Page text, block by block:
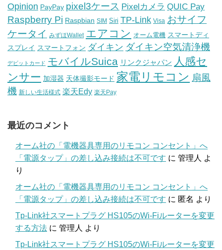
Opinion PayPay pixel3ケース Pixelカメラ QUIC Pay
Raspberry Pi Raspbian SIM Siri TP-Link Visa おサイフ
ケータイ みずほWallet エアコン オーム電機 スマートディ
スプレイ スマートフォン ダイキン ダイキン空気清浄機
デビットカード モバイルSuica リンクジャパン 人感セ
ンサー 加湿器 天体撮影モード 家電リモコン 扇風
機 新しい生活様式 楽天Edy 楽天Pay
最近のコメント
オーム社の「電機器具専用のリモコン コンセント」へ
「電源タップ」の差し込み接続は不可です に 管理人 よ
り
オーム社の「電機器具専用のリモコン コンセント」へ
「電源タップ」の差し込み接続は不可です に 匿名 より
Tp-Link社スマートプラグ HS105のWi-Fiルーターを変更
する方法 に 管理人 より
Tp-Link社スマートプラグ HS105のWi-Fiルーターを変更